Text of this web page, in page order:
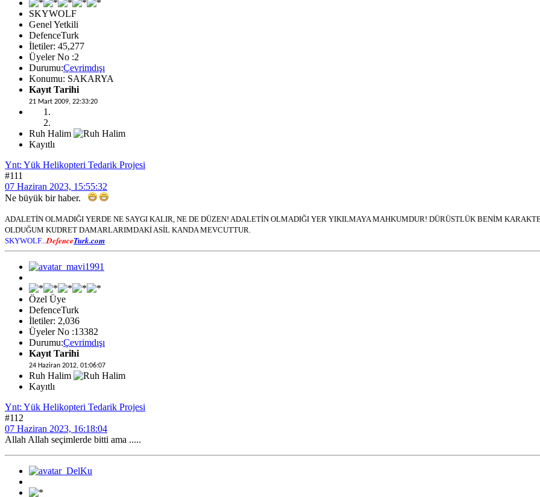
SKYWOLF
Genel Yetkili
DefenceTurk
İletiler: 45,277
Üyeler No :2
Durumu:Çevrimdışı
Konumu: SAKARYA
Kayıt Tarihi
21 Mart 2009, 22:33:20
Ruh Halim
Kayıtlı
Ynt: Yük Helikopteri Tedarik Projesi
#111
07 Haziran 2023, 15:55:32
Ne büyük bir haber.
ADALETİN OLMADIĞI YERDE NE SAYGI KALIR, NE DE DÜZEN! ADALETİN OLMADIĞI YER YIKILMAYA MAHKUMDUR! DÜRÜSTLÜK BENİM
OLDUĞUM KUDRET DAMARLARIMDAKİ ASİL KANDA MEVCUTTUR.
SKYWOLF... DefenceTurk.com
Özel Üye
DefenceTurk
İletiler: 2,036
Üyeler No :13382
Durumu:Çevrimdışı
Kayıt Tarihi
24 Haziran 2012, 01:06:07
Ruh Halim
Kayıtlı
Ynt: Yük Helikopteri Tedarik Projesi
#112
07 Haziran 2023, 16:18:04
Allah Allah seçimlerde bitti ama .....